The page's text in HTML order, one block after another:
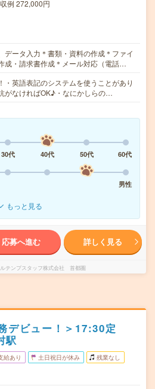
例 272,000円
データ入力＊書類・資料の作成＊ファイ
成・請求書作成＊メール対応（電話…
・英語表記のシステムを使うことがあり
がなければOK♪・なにかしらの…
30代 40代 50代
60代
男性
もっと見る
応募へ進む 詳しく見る
テンプスタッフ株式会社 首都圏
デビュー！＞17:30定
駅
給あり 土日祝日が休み 残業なし